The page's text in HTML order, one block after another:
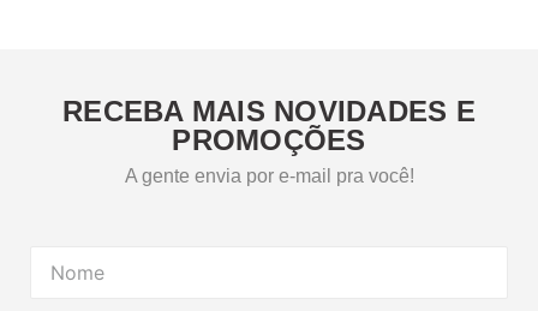
RECEBA MAIS NOVIDADES E
PROMOÇÕES
A gente envia por e-mail pra você!